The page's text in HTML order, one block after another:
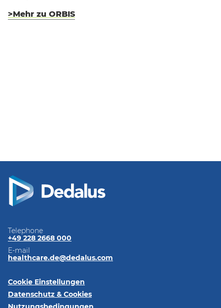
>Mehr zu ORBIS
Telephone
+49 228 2668 000
E-mail
healthcare.de@dedalus.com
Cookie Einstellungen
Datenschutz & Cookies